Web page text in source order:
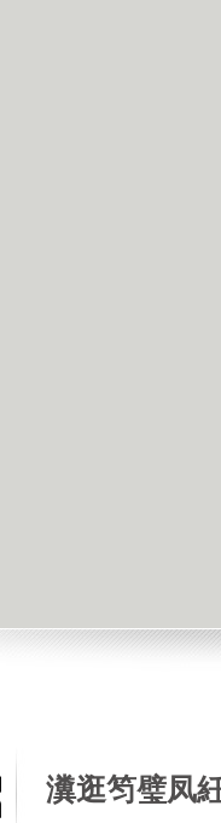
瀵逛笉璧凤